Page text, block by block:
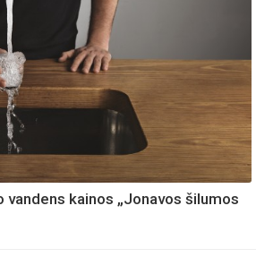
vandens kainos „Jonavos šilumos